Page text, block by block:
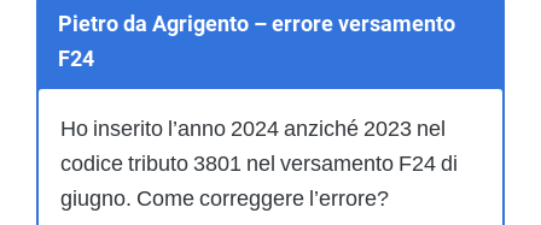
Pietro da Agrigento – errore versamento
F24
Ho inserito l’anno 2024 anziché 2023 nel
codice tributo 3801 nel versamento F24 di
giugno. Come correggere l’errore?